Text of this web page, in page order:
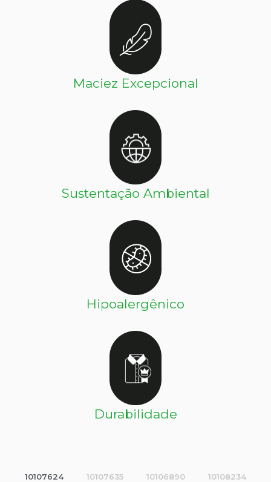
Maciez Excepcional
Sustentação Ambiental
Hipoalergênico
Durabilidade
10107624 10107635 10106890 10108234